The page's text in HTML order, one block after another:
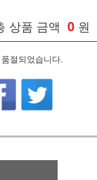
상품 금액 0 원
절되었습니다.